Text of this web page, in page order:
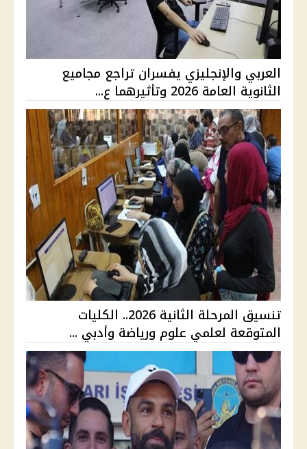
العربي والإنجليزي يفسران تراجع مجاميع
الثانوية العامة 2026 وتأثيرهما ع...
تنسيق المرحلة الثانية 2026.. الكليات
المتوقعة لعلمي علوم ورياضة وأدبي ...